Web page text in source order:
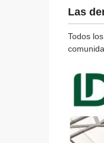
Las
Todos